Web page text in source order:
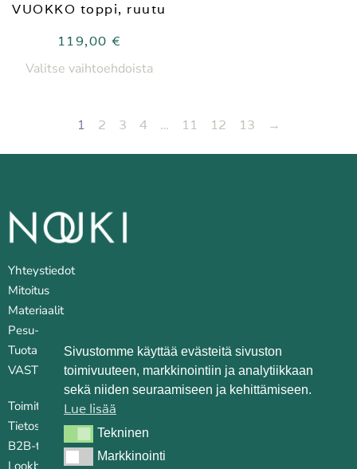
Sivustomme käyttää evästeitä sivuston
toimivuuteen, markkinointiin ja analytiikkaan
sekä niiden seuraamiseen ja kehittämiseen.
Lue lisää
TekninenTekninen
MarkkinointiMarkkinointi
VUOKKO toppi, ruutu
119,00 €
Valitse vaihtoehdoista
1 2 3 4 … 11 12 13 →
Yhteystiedot
Mitoitus
Materiaalit
Pesu- ja huoltovinkkejä
Tuotantopaikat
VASTUULLISUUS
Toimitusehdot
Tietosuojaseloste
B2B-tilauskanava
Lookbook